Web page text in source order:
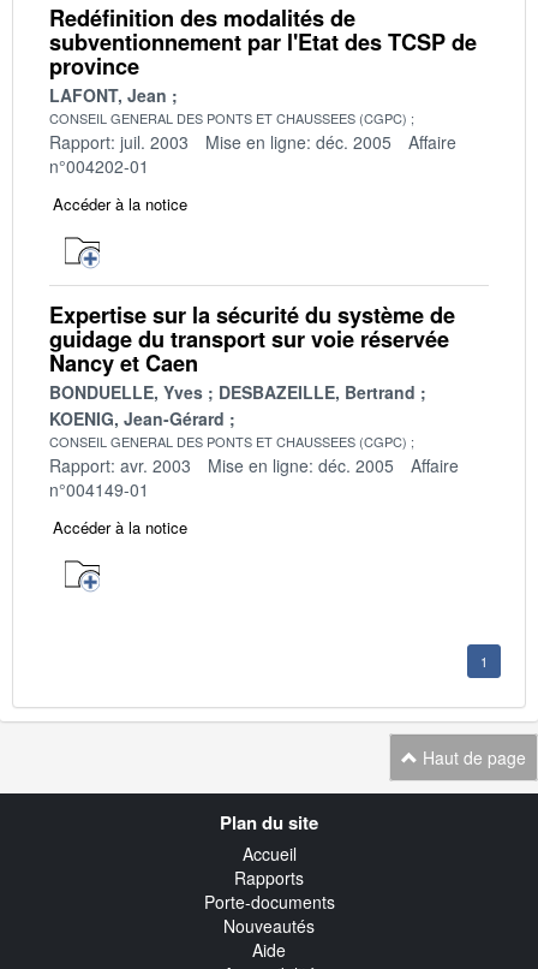
Redéfinition des modalités de
subventionnement par l'Etat des TCSP de
province
LAFONT, Jean
CONSEIL GENERAL DES PONTS ET CHAUSSEES (CGPC)
Rapport: juil. 2003 Mise en ligne: déc. 2005
Affaire
n°004202-01
Accéder à la notice
Expertise sur la sécurité du système de
guidage du transport sur voie réservée
Nancy et Caen
BONDUELLE, Yves
DESBAZEILLE, Bertrand
KOENIG, Jean-Gérard
CONSEIL GENERAL DES PONTS ET CHAUSSEES (CGPC)
Rapport: avr. 2003 Mise en ligne: déc. 2005
Affaire
n°004149-01
Accéder à la notice
1
Haut de page
Plan du site
Accueil
Rapports
Porte-documents
Nouveautés
Aide